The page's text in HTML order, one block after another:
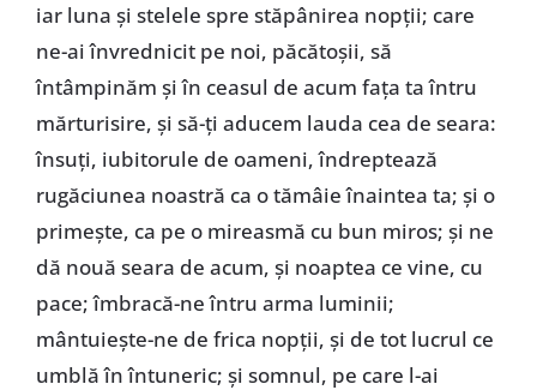
iar luna şi stelele spre stăpânirea nopţii; care
ne-ai învrednicit pe noi, păcătoşii, să
întâmpinăm şi în ceasul de acum faţa ta întru
mărturisire, şi să-ţi aducem lauda cea de seara:
însuţi, iubitorule de oameni, îndreptează
rugăciunea noastră ca o tămâie înaintea ta; şi o
primeşte, ca pe o mireasmă cu bun miros; şi ne
dă nouă seara de acum, şi noaptea ce vine, cu
pace; îmbracă-ne întru arma luminii;
mântuieşte-ne de frica nopţii, şi de tot lucrul ce
umblă în întuneric; şi somnul, pe care l-ai